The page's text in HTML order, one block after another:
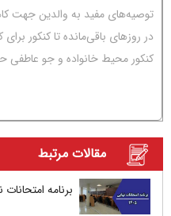
در
کنکور محیط خانواده و جو عاطفی
مقالات مرتبط
برنامه امتحانات